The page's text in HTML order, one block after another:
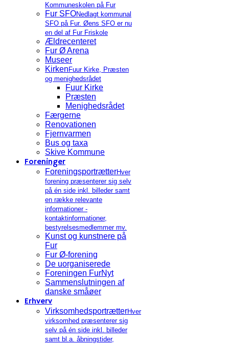
Kommuneskolen på Fur
Fur SFONedlagt kommunal
SFO på Fur. Øens SFO er nu
en del af Fur Friskole
Ældrecenteret
Fur Ø Arena
Museer
Kirken Fuur Kirke, Præsten
og menighedsrådet
Fuur Kirke
Præsten
Menighedsrådet
Færgerne
Renovationen
Fjernvarmen
Bus og taxa
Skive Kommune
Foreninger
ForeningsportrætterHver
forening præsenterer sig selv
på én side inkl. billeder samt
en række relevante
informationer -
kontaktinformationer,
bestyrelsesmedlemmer mv.
Kunst og kunstnere på
Fur
Fur Ø-forening
De uorganiserede
Foreningen FurNyt
Sammenslutningen af
danske småøer
Erhverv
VirksomhedsportrætterHver
virksomhed præsenterer sig
selv på én side inkl. billeder
samt bl.a. åbningstider,